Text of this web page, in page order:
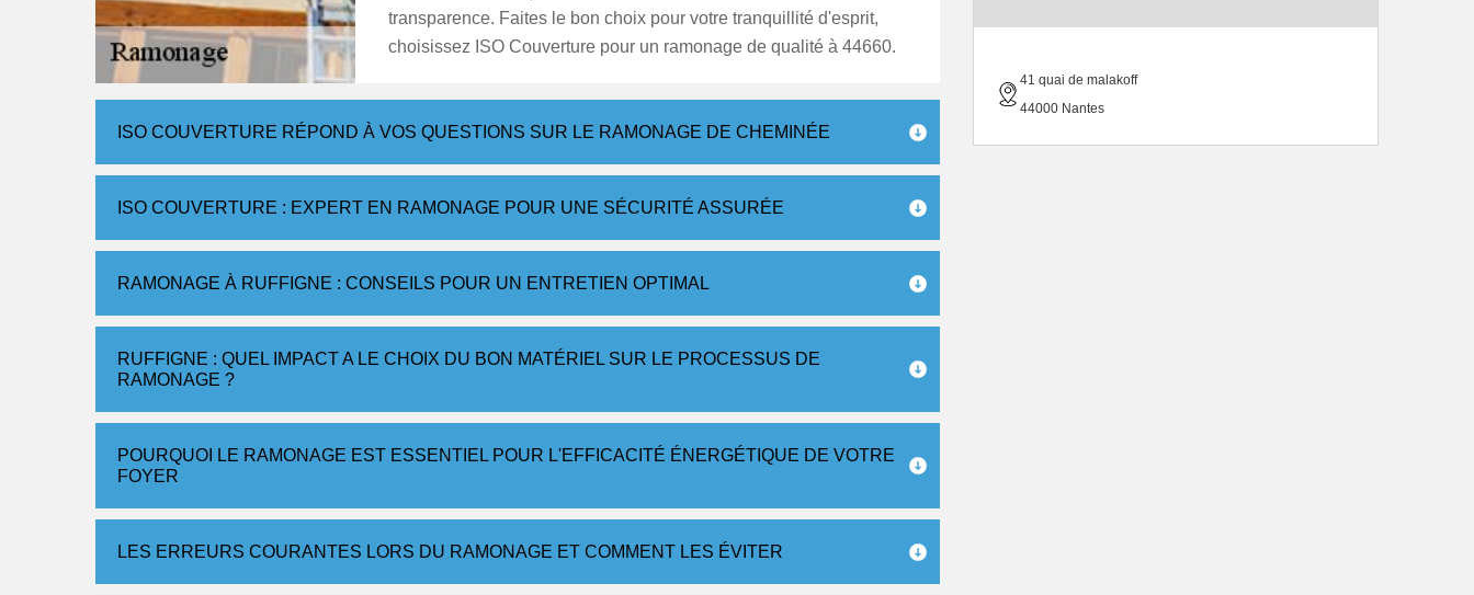
transparence. Faites le bon choix pour votre tranquillité d'esprit,
choisissez ISO Couverture pour un ramonage de qualité à 44660.
ISO COUVERTURE RÉPOND À VOS QUESTIONS SUR LE RAMONAGE DE CHEMINÉE
ISO COUVERTURE : EXPERT EN RAMONAGE POUR UNE SÉCURITÉ ASSURÉE
RAMONAGE À RUFFIGNE : CONSEILS POUR UN ENTRETIEN OPTIMAL
RUFFIGNE : QUEL IMPACT A LE CHOIX DU BON MATÉRIEL SUR LE PROCESSUS DE
RAMONAGE ?
POURQUOI LE RAMONAGE EST ESSENTIEL POUR L'EFFICACITÉ ÉNERGÉTIQUE DE VOTRE
FOYER
LES ERREURS COURANTES LORS DU RAMONAGE ET COMMENT LES ÉVITER
41 quai de malakoff
44000 Nantes